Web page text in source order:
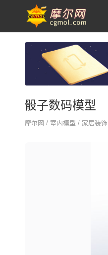
骰子数码模型
摩尔网 / 室内模型 / 家居装饰